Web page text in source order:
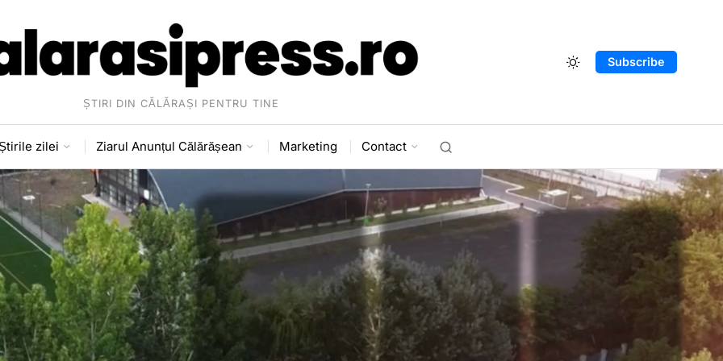
ȘTIRI DIN CĂLĂRAȘI PENTRU TINE
Subscribe
zilei Ziarul Anunțul Călărășean Marketing Contact